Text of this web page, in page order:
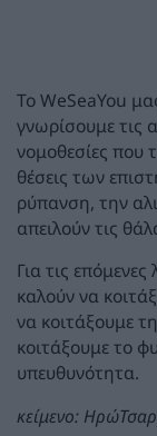
To WeSeaYou
γνωρίσουμε τις
νομοθεσίες που
θέσεις των
ρύπανση, την
απειλούν τις
Για τις
καλούν να
να κοιτάξουμε
κοιτάξουμε το
υπευθυνότητα.
κείμενο: